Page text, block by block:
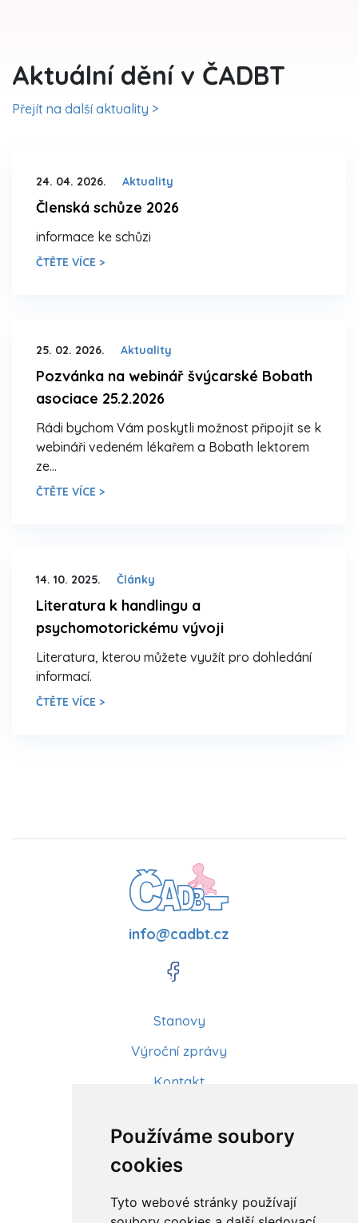
Používáme soubory
cookies
Tyto webové stránky používají
Aktuální dění v ČADBT
Přejít na další aktuality >
24. 04. 2026. Aktuality
Členská schůze 2026
informace ke schůzi
ČTĚTE VÍCE >
25. 02. 2026. Aktuality
Pozvánka na webinář švýcarské Bobath
asociace 25.2.2026
Rádi bychom Vám poskytli možnost připojit se k
webináři vedeném lékařem a Bobath lektorem
ze…
ČTĚTE VÍCE >
14. 10. 2025. Články
Literatura k handlingu a
psychomotorickému vývoji
Literatura, kterou můžete využít pro dohledání
informací.
ČTĚTE VÍCE >
info@cadbt.cz
Stanovy
Výroční zprávy
Kontakt
Články
Kurzy a workshopy